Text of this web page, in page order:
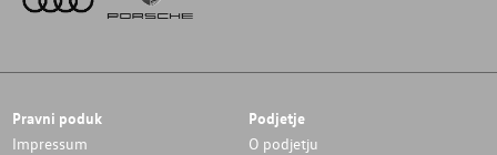
Pravni poduk
Impressum
Podjetje
O podjetju